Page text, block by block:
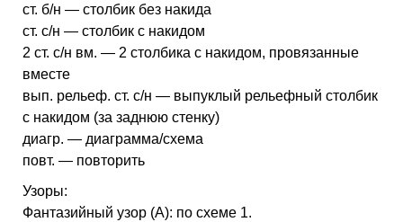
ст. б/н — столбик без накида
ст. с/н — столбик с накидом
2 ст. с/н вм. — 2 столбика с накидом, провязанные
вместе
вып. рельеф. ст. с/н — выпуклый рельефный столбик
с накидом (за заднюю стенку)
диагр. — диаграмма/схема
повт. — повторить
Узоры:
Фантазийный узор (A): по схеме 1.